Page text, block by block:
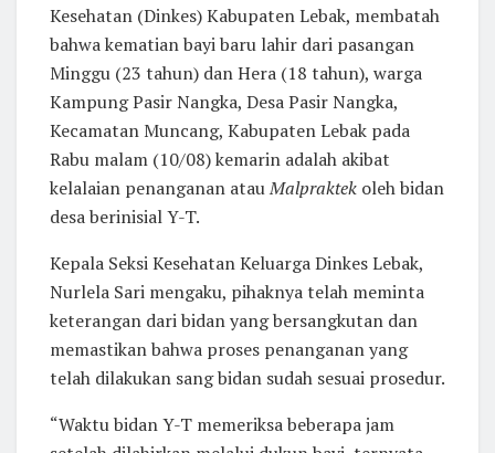
Kesehatan (Dinkes) Kabupaten Lebak, membatah
bahwa kematian bayi baru lahir dari pasangan
Minggu (23 tahun) dan Hera (18 tahun), warga
Kampung Pasir Nangka, Desa Pasir Nangka,
Kecamatan Muncang, Kabupaten Lebak pada
Rabu malam (10/08) kemarin adalah akibat
kelalaian penanganan atauMalpraktek oleh bidan
desa berinisial Y-T.
Kepala Seksi Kesehatan Keluarga Dinkes Lebak,
Nurlela Sari mengaku, pihaknya telah meminta
keterangan dari bidan yang bersangkutan dan
memastikan bahwa proses penanganan yang
telah dilakukan sang bidan sudah sesuai prosedur.
“Waktu bidan Y-T memeriksa beberapa jam